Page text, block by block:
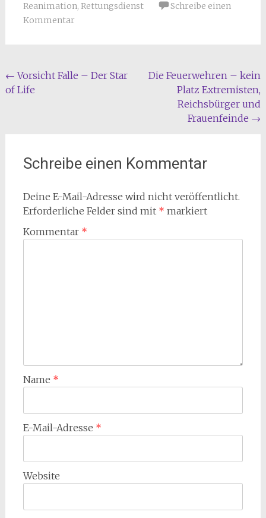
Reanimation, Rettungsdienst
Schreibe einen
Kommentar
Beitragsnavigation
← Vorsicht Falle – Der Star
of Life
Die Feuerwehren – kein
Platz Extremisten,
Reichsbürger und
Frauenfeinde →
Schreibe einen Kommentar
Deine E-Mail-Adresse wird nicht veröffentlicht.
Erforderliche Felder sind mit * markiert
Kommentar *
Name *
E-Mail-Adresse *
Website